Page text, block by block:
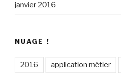
janvier 2016
NUAGE !
2016 application métier